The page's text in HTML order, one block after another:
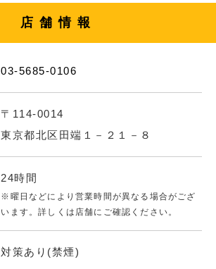
店舗情報
03-5685-0106
〒114-0014
東京都北区田端１－２１－８
24時間
※曜日などにより営業時間が異なる場合がござ
います。詳しくは店舗にご確認ください。
対策あり(禁煙)